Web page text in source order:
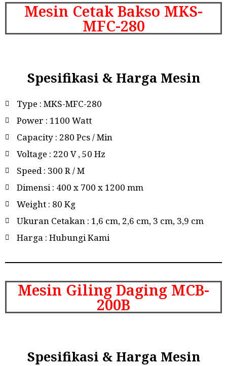
Mesin Cetak Bakso MKS-
MFC-280
Spesifikasi & Harga Mesin
Type : MKS-MFC-280
Power : 1100 Watt
Capacity : 280 Pcs / Min
Voltage : 220 V , 50 Hz
Speed : 300 R / M
Dimensi : 400 x 700 x 1200 mm
Weight : 80 Kg
Ukuran Cetakan : 1,6 cm, 2,6 cm, 3 cm, 3,9 cm
Harga : Hubungi Kami
Mesin Giling Daging MCB-
200B
Spesifikasi & Harga Mesin